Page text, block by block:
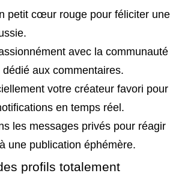
petit cœur rouge pour féliciter une
avec la communauté
dédié aux commentaires.
votre créateur favori pour
en temps réel.
les messages privés pour réagir
une publication éphémère.
profils totalement